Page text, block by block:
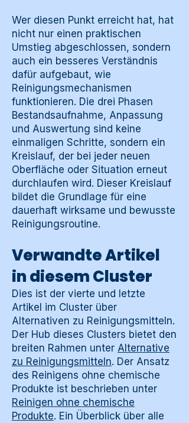
Wer diesen Punkt erreicht hat, hat
nicht nur einen praktischen
Umstieg abgeschlossen, sondern
auch ein besseres Verständnis
dafür aufgebaut, wie
Reinigungsmechanismen
funktionieren. Die drei Phasen
Bestandsaufnahme, Anpassung
und Auswertung sind keine
einmaligen Schritte, sondern ein
Kreislauf, der bei jeder neuen
Oberfläche oder Situation erneut
durchlaufen wird. Dieser Kreislauf
bildet die Grundlage für eine
dauerhaft wirksame und bewusste
Reinigungsroutine.
Verwandte Artikel
in diesem Cluster
Dies ist der vierte und letzte
Artikel im Cluster über
Alternativen zu Reinigungsmitteln.
Der Hub dieses Clusters bietet den
breiten Rahmen unter Alternative
zu Reinigungsmitteln. Der Ansatz
des Reinigens ohne chemische
Produkte ist beschrieben unter
Reinigen ohne chemische
Produkte. Ein Überblick über alle